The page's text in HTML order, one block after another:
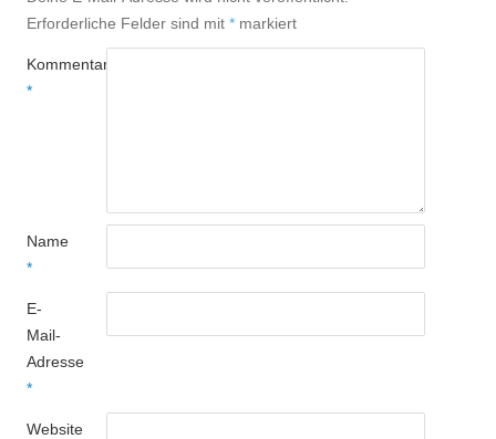
Erforderliche Felder sind mit * markiert
Kommentar
*
Name
*
E-
Mail-
Adresse
*
Website